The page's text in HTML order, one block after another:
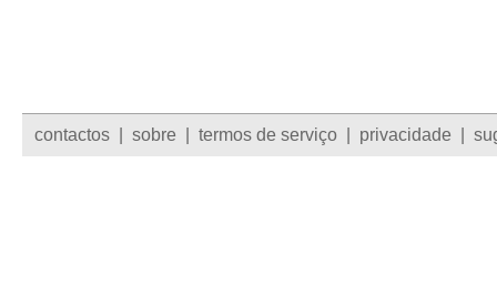
contactos sobre termos de serviço privacidade